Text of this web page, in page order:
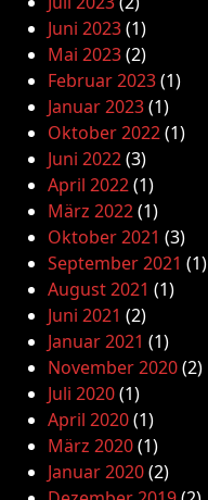
Juni 2023(1)
Mai 2023(2)
Februar 2023(1)
Januar 2023(1)
Oktober 2022(1)
Juni 2022(3)
April 2022(1)
März 2022(1)
Oktober 2021 (3)
September 2021 (1)
August 2021 (1)
Juni 2021 (2)
Januar 2021 (1)
November 2020(2)
Juli 2020(1)
April 2020(1)
März 2020(1)
Januar 2020(2)